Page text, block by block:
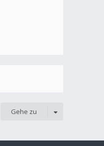
Gehe zu